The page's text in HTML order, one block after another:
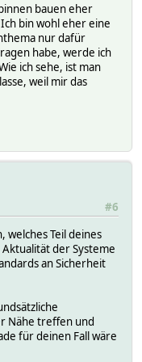
bauen eher
bin wohl eher eine
nur dafür
habe, werde ich
ich sehe, ist man
weil mir das
#6
welches Teil deines
der Systeme
an Sicherheit
Nähe treffen und
für deinen Fall wäre